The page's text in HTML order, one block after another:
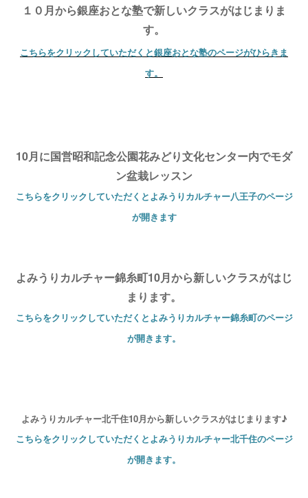
１０月から銀座おとな塾で新しいクラスがはじまりま
す。
こちらをクリックしていただくと銀座おとな塾のページがひらきま
す。
10月に国営昭和記念公園花みどり文化センター内でモダ
ン盆栽レッスン
こちらをクリックしていただくとよみうりカルチャー八王子のページ
が開きます
よみうりカルチャー錦糸町10月から新しいクラスがはじ
まります。
こちらをクリックしていただくとよみうりカルチャー錦糸町のページ
が開きます。
よみうりカルチャー北千住10月から新しいクラスがはじまります♪
こちらをクリックしていただくとよみうりカルチャー北千住のページ
が開きます。